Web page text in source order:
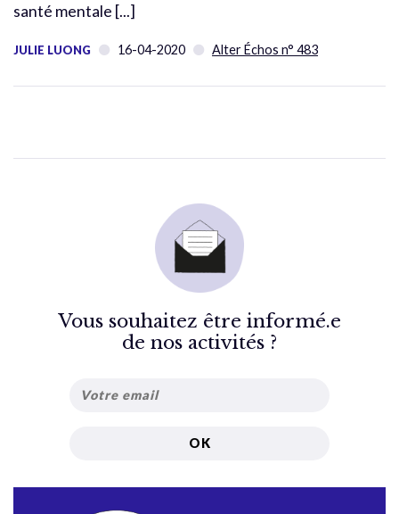
santé mentale [...]
JULIE LUONG 16-04-2020 Alter Échos n° 483
Vous souhaitez être informé.e
de nos activités ?